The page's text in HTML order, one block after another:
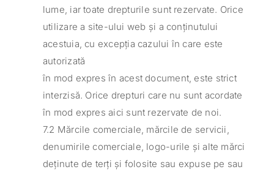
lume, iar toate drepturile sunt rezervate. Orice
utilizare a site-ului web și a conținutului
acestuia, cu excepția cazului în care este
autorizată
în mod expres în acest document, este strict
interzisă. Orice drepturi care nu sunt acordate
în mod expres aici sunt rezervate de noi.
7.2 Mărcile comerciale, mărcile de servicii,
denumirile comerciale, logo-urile și alte mărci
deținute de terți și folosite sau expuse pe sau